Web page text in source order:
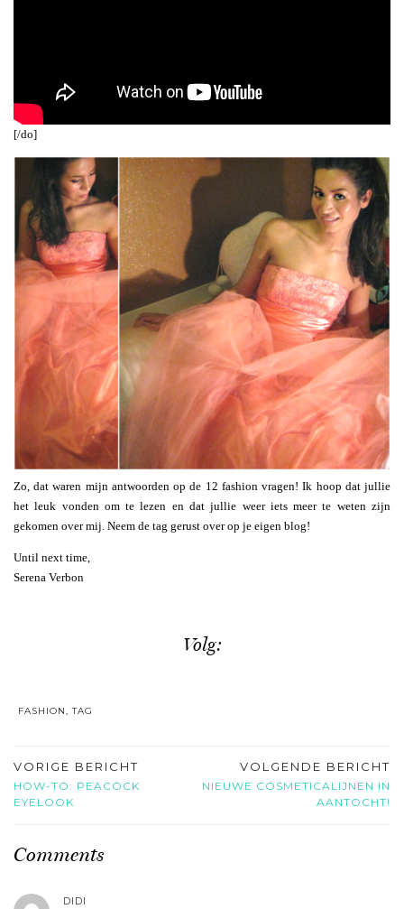
[/do]
Zo, dat waren mijn antwoorden op de 12 fashion vragen! Ik hoop dat jullie
het leuk vonden om te lezen en dat jullie weer iets meer te weten zijn
gekomen over mij. Neem de tag gerust over op je eigen blog!
Until next time,
Serena Verbon
Volg:
FASHION,TAG
VORIGE BERICHT
HOW-TO: PEACOCK
EYELOOK
VOLGENDE BERICHT
NIEUWE COSMETICALIJNEN IN
AANTOCHT!
Comments
DIDI